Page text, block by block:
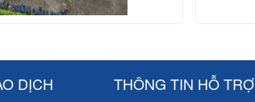
DỊCH THÔNG TIN HỖ TRỢ